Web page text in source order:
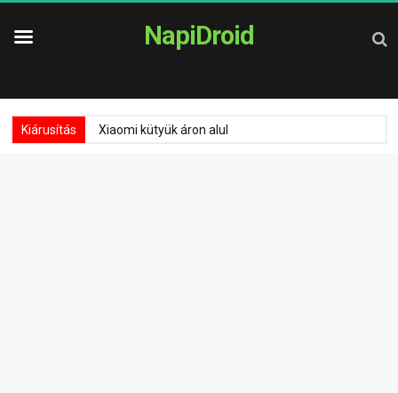
NapiDroid
Kiárusítás Xiaomi kütyük áron alul